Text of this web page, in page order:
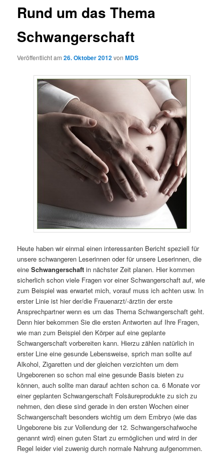
Rund um das Thema
Schwangerschaft
Veröffentlicht am26. Oktober 2012vonMDS
Heute haben wir einmal einen interessanten Bericht speziell für
unsere schwangeren Leserinnen oder für unsere Leserinnen, die
eineSchwangerschaft in nächster Zeit planen. Hier kommen
sicherlich schon viele Fragen vor einer Schwangerschaft auf, wie
zum Beispiel was erwartet mich, vorauf muss ich achten usw. In
erster Linie ist hier der/die Frauenarzt/-ärztin der erste
Ansprechpartner wenn es um das Thema Schwangerschaft geht.
Denn hier bekommen Sie die ersten Antworten auf Ihre Fragen,
wie man zum Beispiel den Körper auf eine geplante
Schwangerschaft vorbereiten kann. Hierzu zählen natürlich in
erster Line eine gesunde Lebensweise, sprich man sollte auf
Alkohol, Zigaretten und der gleichen verzichten um dem
Ungeborenen so schon mal eine gesunde Basis bieten zu
können, auch sollte man darauf achten schon ca. 6 Monate vor
einer geplanten Schwangerschaft Folsäureprodukte zu sich zu
nehmen, den diese sind gerade in den ersten Wochen einer
Schwangerschaft besonders wichtig um dem Embryo (wie das
Ungeborene bis zur Vollendung der 12. Schwangerschafwoche
genannt wird) einen guten Start zu ermöglichen und wird in der
Regel leider viel zuwenig durch normale Nahrung aufgenommen.